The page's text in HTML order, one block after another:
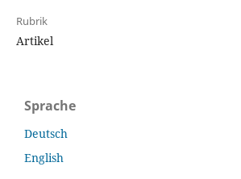
Rubrik
Artikel
Sprache
Deutsch
English